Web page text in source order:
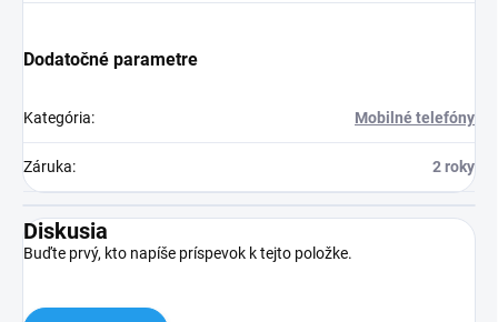
Dodatočné parametre
Kategória: Mobilné telefóny
Záruka: 2 roky
Diskusia
Buďte prvý, kto napíše príspevok k tejto položke.